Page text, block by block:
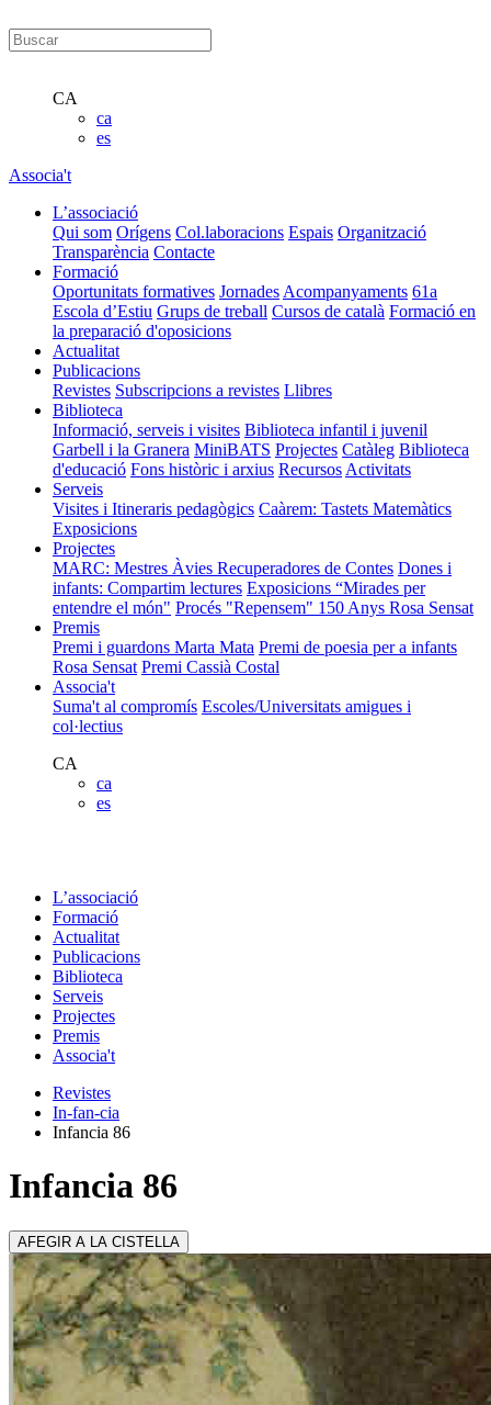
CA
ca
es
Associa't
L’associació
Qui som Orígens Col.laboracions Espais Organització
Transparència Contacte
Formació
Oportunitats formatives Jornades Acompanyaments 61a
Escola d’Estiu Grups de treball Cursos de català Formació en
la preparació d'oposicions
Actualitat
Publicacions
Revistes Subscripcions a revistes Llibres
Biblioteca
Informació, serveis i visites Biblioteca infantil i juvenil
Garbell i la Granera MiniBATS Projectes Catàleg Biblioteca
d'educació Fons històric i arxius Recursos Activitats
Serveis
Visites i Itineraris pedagògics Caàrem: Tastets Matemàtics
Exposicions
Projectes
MARC: Mestres Àvies Recuperadores de Contes Dones i
infants: Compartim lectures Exposicions “Mirades per
entendre el món" Procés "Repensem" 150 Anys Rosa Sensat
Premis
Premi i guardons Marta Mata Premi de poesia per a infants
Rosa Sensat Premi Cassià Costal
Associa't
Suma't al compromís Escoles/Universitats amigues i
col·lectius
CA
ca
es
L’associació
Formació
Actualitat
Publicacions
Biblioteca
Serveis
Projectes
Premis
Associa't
Revistes
In-fan-cia
Infancia 86
Infancia 86
AFEGIR A LA CISTELLA